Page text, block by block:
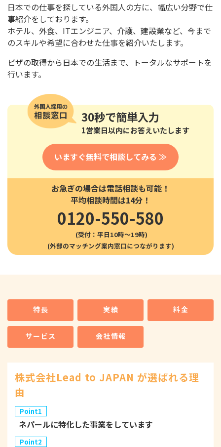
日本での仕事を探している外国人の方に、 幅広い分野で仕
事紹介をしております。
ホテル、外食、ITエンジニア、介護、建設業など、 今まで
のスキルや希望に合わせた仕事を紹介いたします。
ビザの取得から日本での生活まで、トータルなサポートを
行います。
30秒で簡単入力
1営業日以内にお答えいたします
いますぐ無料で相談してみる ≫
お急ぎの場合は電話相談も可能！
平均相談時間は14分！
0120-550-580
(受付：平日10時〜19時)
特長 実績 料金
サービス 会社情報
株式会社Lead to JAPAN が選ばれる理
由
Point1
ネパールに特化した事業をしています
Point2